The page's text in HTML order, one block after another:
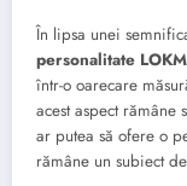
În lipsa unei
personalitate
într-o oarecare
acest aspect rămâne
ar putea să ofere o
rămâne un subiect